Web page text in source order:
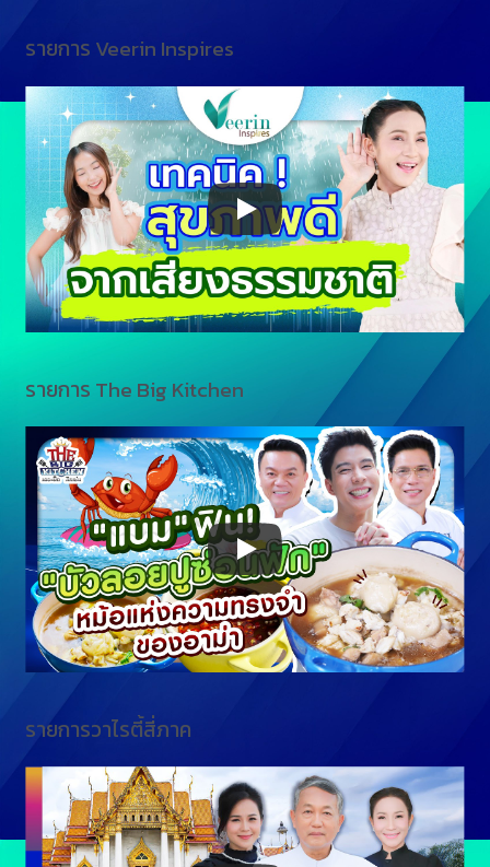
รายการ Veerin Inspires
รายการ The Big Kitchen
รายการวาไรตี้สี่ภาค